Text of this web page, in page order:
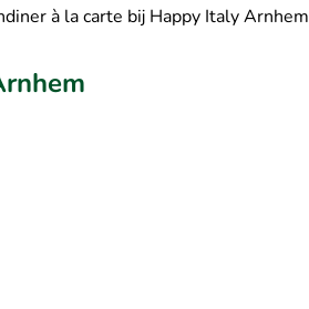
à la carte bij Happy Italy Arnhem